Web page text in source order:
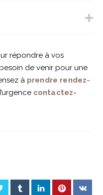
répondre à vos
de venir pour une
à prendre rendez-
contactez-